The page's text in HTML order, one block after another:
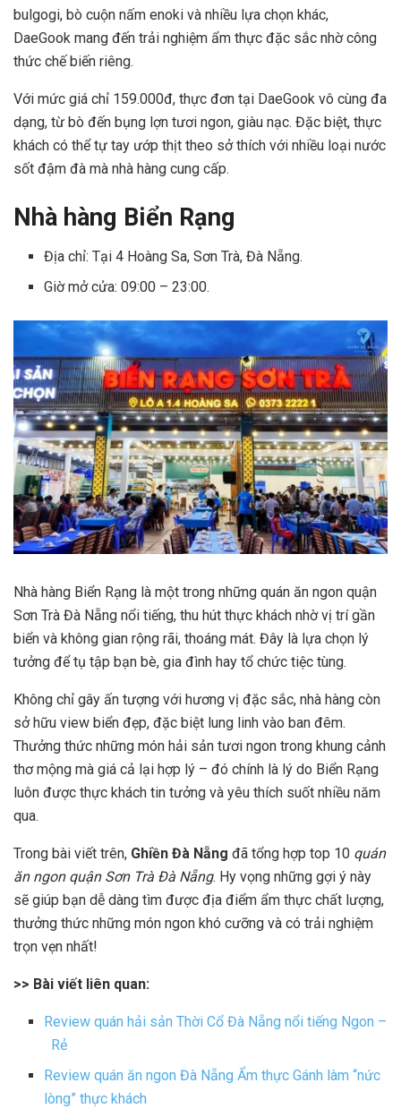
bulgogi, bò cuộn nấm enoki và nhiều lựa chọn khác,
DaeGook mang đến trải nghiệm ẩm thực đặc sắc nhờ công
thức chế biến riêng.
Với mức giá chỉ 159.000đ, thực đơn tại DaeGook vô cùng đa
dạng, từ bò đến bụng lợn tươi ngon, giàu nạc. Đặc biệt, thực
khách có thể tự tay ướp thịt theo sở thích với nhiều loại nước
sốt đậm đà mà nhà hàng cung cấp.
Nhà hàng Biển Rạng
Địa chỉ: Tại 4 Hoàng Sa, Sơn Trà, Đà Nẵng.
Giờ mở cửa: 09:00 – 23:00.
Nhà hàng Biển Rạng là một trong những quán ăn ngon quận
Sơn Trà Đà Nẵng nổi tiếng, thu hút thực khách nhờ vị trí gần
biển và không gian rộng rãi, thoáng mát. Đây là lựa chọn lý
tưởng để tụ tập bạn bè, gia đình hay tổ chức tiệc tùng.
Không chỉ gây ấn tượng với hương vị đặc sắc, nhà hàng còn
sở hữu view biển đẹp, đặc biệt lung linh vào ban đêm.
Thưởng thức những món hải sản tươi ngon trong khung cảnh
thơ mộng mà giá cả lại hợp lý – đó chính là lý do Biển Rạng
luôn được thực khách tin tưởng và yêu thích suốt nhiều năm
qua.
Trong bài viết trên, Ghiền Đà Nẵng đã tổng hợp top 10 quán
ăn ngon quận Sơn Trà Đà Nẵng. Hy vọng những gợi ý này
sẽ giúp bạn dễ dàng tìm được địa điểm ẩm thực chất lượng,
thưởng thức những món ngon khó cưỡng và có trải nghiệm
trọn vẹn nhất!
>> Bài viết liên quan:
Review quán hải sản Thời Cổ Đà Nẵng nổi tiếng Ngon –
Rẻ
Review quán ăn ngon Đà Nẵng Ẩm thực Gánh làm “nức
lòng” thực khách